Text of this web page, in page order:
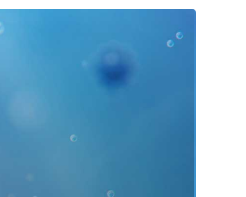
protezioni. Le